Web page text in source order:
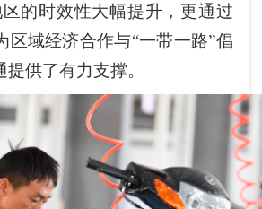
的时效性大幅提升，更通过
区域经济合作与“一带一路”倡
提供了有力支撑。